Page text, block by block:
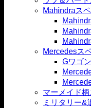
Mahindraス
Mercedesス
Gワゴ
マーメイド
ミリタリー&